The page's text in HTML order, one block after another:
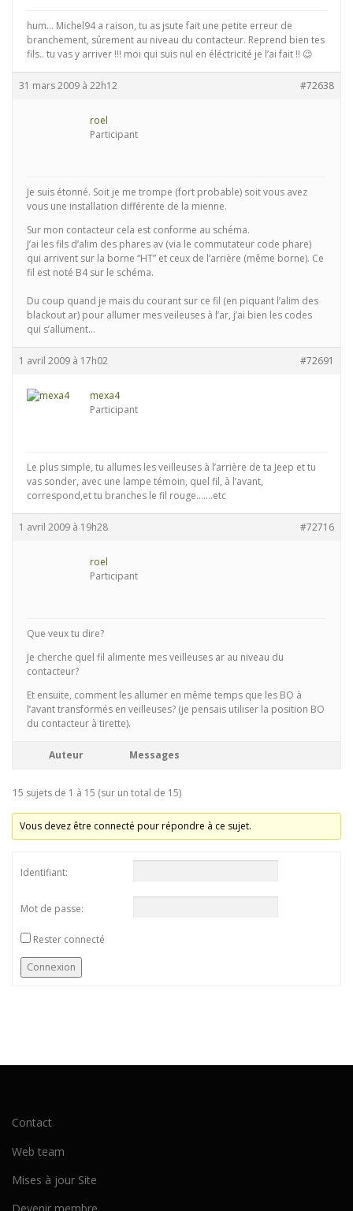
hum… Michel94 a raison, tu as jsute fait une petite erreur de
branchement, sûrement au niveau du contacteur. Reprend bien tes
fils.. tu vas y arriver !!! moi qui suis nul en éléctricité je l’ai fait !! 😉
31 mars 2009 à 22h12 #72638
roel
Participant
Je suis étonné. Soit je me trompe (fort probable) soit vous avez
vous une installation différente de la mienne.
Sur mon contacteur cela est conforme au schéma.
J’ai les fils d’alim des phares av (via le commutateur code phare)
qui arrivent sur la borne “HT” et ceux de l’arrière (même borne). Ce
fil est noté B4 sur le schéma.
Du coup quand je mais du courant sur ce fil (en piquant l’alim des
blackout ar) pour allumer mes veileuses à l’ar, j’ai bien les codes
qui s’allument…
1 avril 2009 à 17h02 #72691
mexa4
Participant
Le plus simple, tu allumes les veilleuses à l’arrière de ta Jeep et tu
vas sonder, avec une lampe témoin, quel fil, à l’avant,
correspond,et tu branches le fil rouge…….etc
1 avril 2009 à 19h28 #72716
roel
Participant
Que veux tu dire?
Je cherche quel fil alimente mes veilleuses ar au niveau du
contacteur?
Et ensuite, comment les allumer en même temps que les BO à
l’avant transformés en veilleuses? (je pensais utiliser la position BO
du contacteur à tirette).
Auteur Messages
15 sujets de 1 à 15 (sur un total de 15)
Vous devez être connecté pour répondre à ce sujet.
Identifiant:
Mot de passe:
Rester connecté
Connexion
Contact
Web team
Mises à jour Site